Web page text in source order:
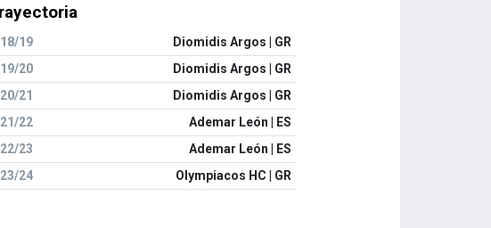
18/19
Diomidis Argos | GR
19/20
Diomidis Argos | GR
20/21
Diomidis Argos | GR
21/22
Ademar León | ES
22/23
Ademar León | ES
23/24
Olympiacos HC | GR